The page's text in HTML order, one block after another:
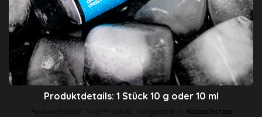
Produktdetails: 1 Stück 10 g oder 10 ml
Herkunftsland: Tinel-Produkt, hergestellt in Kasachstan